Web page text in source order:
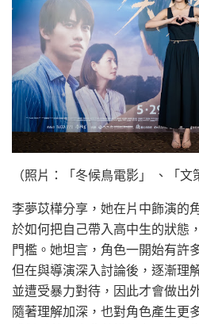
（照片：「冬候鳥電影」 、「文
李夢苡樺分享，她在片中飾演的
於如何把自己帶入高中生的狀態
門檻。她坦言，角色一開始有許
但在與導演深入討論後，逐漸理
並遭受暴力對待，因此才會做出
隨著理解加深，也對角色產生更